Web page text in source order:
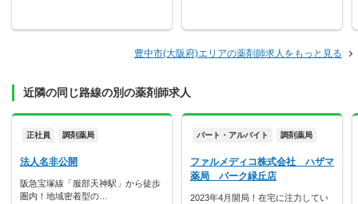
豊中市(大阪府)エリアの薬剤師求人をもっと見る
近隣の同じ路線の別の薬剤師求人
正社員 調剤薬局
法人名非公開
阪急宝塚線「服部天神駅」から徒歩
圏内！地域密着型の…
パート・アルバイト 調剤薬局
ファルメディコ株式会社 ハザマ
薬局 パーク緑丘店
2023年4月開局！在宅に注力してい